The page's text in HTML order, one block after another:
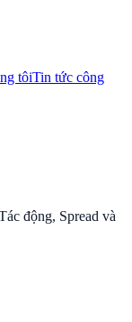
tôiTin tức công
động, Spread và